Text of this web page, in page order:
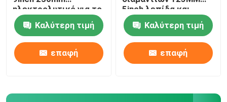
ηλεκτρολυτικό για το
μάρμαρο κοπής και
λείανσηςΚαλύτερη τιμή
επαφή
5inch λεπίδα και
λείανση για το
μαρμάρινο κεραμικό
γρανίτη
Καλύτερη τιμή
επαφή